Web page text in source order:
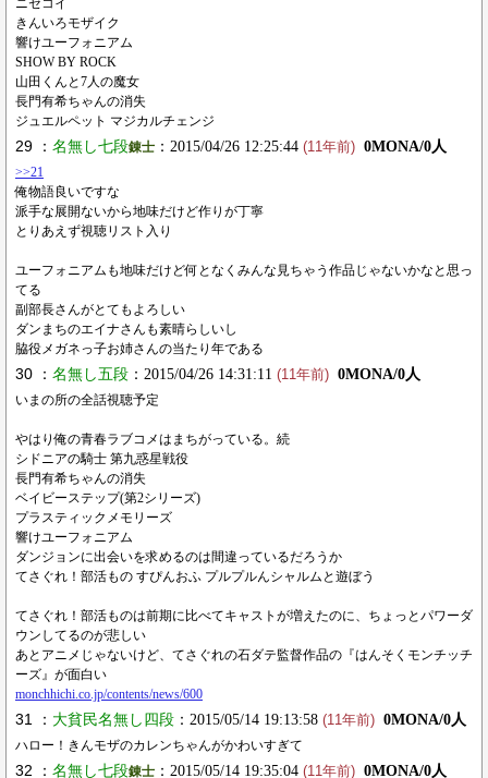
ニセコイ
きんいろモザイク
響けユーフォニアム
SHOW BY ROCK
山田くんと7人の魔女
長門有希ちゃんの消失
ジュエルペット マジカルチェンジ
29 ： 名無し七段錬士 ：2015/04/26 12:25:44 (11年前) 0MONA/0人
>>21
俺物語良いですな
派手な展開ないから地味だけど作りが丁寧
とりあえず視聴リスト入り
ユーフォニアムも地味だけど何となくみんな見ちゃう作品じゃないかなと思っ
てる
副部長さんがとてもよろしい
ダンまちのエイナさんも素晴らしいし
脇役メガネっ子お姉さんの当たり年である
30 ： 名無し五段 ：2015/04/26 14:31:11 (11年前) 0MONA/0人
いまの所の全話視聴予定
やはり俺の青春ラブコメはまちがっている。続
シドニアの騎士 第九惑星戦役
長門有希ちゃんの消失
ベイビーステップ(第2シリーズ)
プラスティックメモリーズ
響けユーフォニアム
ダンジョンに出会いを求めるのは間違っているだろうか
てさぐれ！部活もの すぴんおふ プルプルんシャルムと遊ぼう
てさぐれ！部活ものは前期に比べてキャストが増えたのに、ちょっとパワーダ
ウンしてるのが悲しい
あとアニメじゃないけど、てさぐれの石ダテ監督作品の『はんそくモンチッチ
ーズ』が面白い
monchhichi.co.jp/contents/news/600
31 ： 大貧民名無し四段 ：2015/05/14 19:13:58 (11年前) 0MONA/0人
ハロー！きんモザのカレンちゃんがかわいすぎて
32 ： 名無し七段錬士 ：2015/05/14 19:35:04 (11年前) 0MONA/0人